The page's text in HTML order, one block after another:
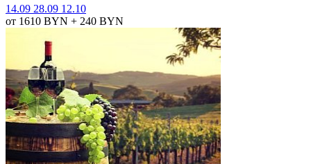
14.09 28.09 12.10
от 1610 BYN + 240 BYN